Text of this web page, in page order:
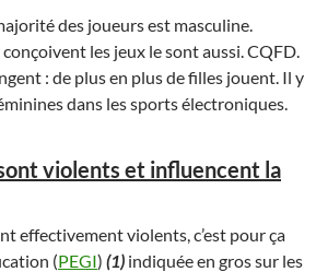
des joueurs est masculine.
conçoivent les jeux le sont aussi. CQFD.
: de plus en plus de filles jouent. Il y
dans les sports électroniques.
violents et influencent la
effectivement violents, c’est pour ça
(PEGI) (1) indiquée en gros sur les